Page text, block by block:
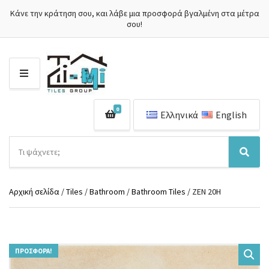
Κάνε την κράτηση σου, και λάβε μια προσφορά βγαλμένη στα μέτρα
σου!
Μ
Ε
ν
μ
α
τ
α
ή
Α
ν
ή
σ
η
0 Ελληνικά English
Αρχική σελίδα /Tiles /Bathroom /Bathroom Tiles / ZEN 20H
ΠΡΟΣΦΟΡΆ!